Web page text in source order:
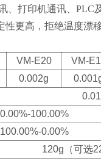
、打印机通讯、PLC
性更高，拒绝温度漂
VM-E20
VM-
0.002g
0.00%-100.00%
100.00%-0.00%
120g（可选